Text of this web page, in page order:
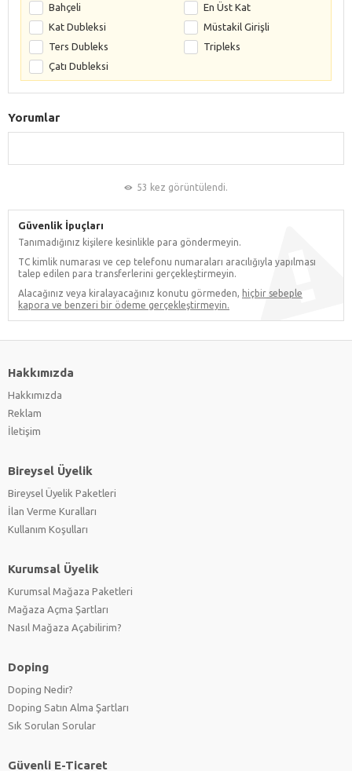
Bahçeli
En Üst Kat
Kat Dubleksi
Müstakil Girişli
Ters Dubleks
Tripleks
Çatı Dubleksi
Yorumlar
53 kez görüntülendi.
Güvenlik İpuçları
Tanımadığınız kişilere kesinlikle para göndermeyin.
TC kimlik numarası ve cep telefonu numaraları aracılığıyla yapılması
talep edilen para transferlerini gerçekleştirmeyin.
Alacağınız veya kiralayacağınız konutu görmeden, hiçbir sebeple
kapora ve benzeri bir ödeme gerçekleştirmeyin.
Hakkımızda
Hakkımızda
Reklam
İletişim
Bireysel Üyelik
Bireysel Üyelik Paketleri
İlan Verme Kuralları
Kullanım Koşulları
Kurumsal Üyelik
Kurumsal Mağaza Paketleri
Mağaza Açma Şartları
Nasıl Mağaza Açabilirim?
Doping
Doping Nedir?
Doping Satın Alma Şartları
Sık Sorulan Sorular
Güvenli E-Ticaret